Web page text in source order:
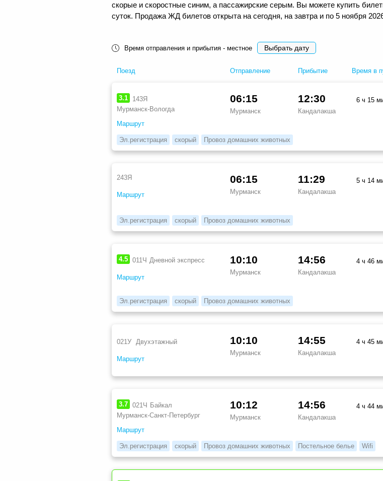
скорые и скоростные синим, а пассажирские серым. Вы можете купить
суток. Продажа ЖД билетов открыта на сегодня, на завтра и по 5 ноября
Время отправления и прибытия - местное Выбрать дату
Поезд Отправление Прибытие Время в
3.1
143Я
Мурманск-Вологда
Маршрут
06:15
Мурманск
12:30
Кандалакша
6 ч 15
Эл.регистрация скорый Провоз домашних животных
243Я
Маршрут
06:15
Мурманск
11:29
Кандалакша
5 ч 14
Эл.регистрация скорый Провоз домашних животных
4.5 011Ч Дневной экспресс
Маршрут
10:10
Мурманск
14:56
Кандалакша
4 ч 46
Эл.регистрация скорый Провоз домашних животных
021У Двухэтажный
Маршрут
10:10
Мурманск
14:55
Кандалакша
4 ч 45
3.7 021Ч Байкал
Мурманск-Санкт-Петербург
Маршрут
10:12
Мурманск
14:56
Кандалакша
4 ч 44
Эл.регистрация скорый Провоз домашних животных Постельное белье Wifi